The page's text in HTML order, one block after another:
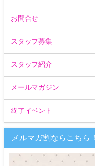
お問合せ
スタッフ募集
スタッフ紹介
メールマガジン
終了イベント
メルマガ割ならこちら！